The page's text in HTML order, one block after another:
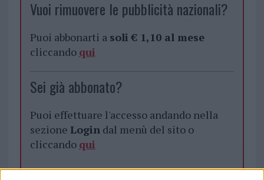
Vuoi rimuovere le pubblicità nazionali?
Puoi abbonarti a soli € 1,10 al mese
cliccando qui
Sei già abbonato?
Puoi effettuare l'accesso andando nella
sezione Logindal menù del sito o
cliccando qui